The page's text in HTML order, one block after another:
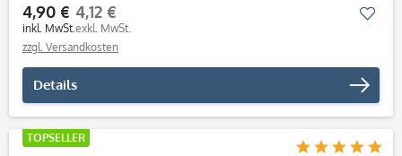
4,90 €
inkl. MwSt.
4,12 €
exkl. MwSt.
zzgl. Versandkosten
Details
TOPSELLER